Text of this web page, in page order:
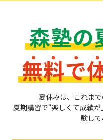
夏休みは、これま
夏期講習で“楽しくて成績
験して
d）学期の途中から
れてから2学期以
e）
2学期制の学校
学期とした3学期
きます。